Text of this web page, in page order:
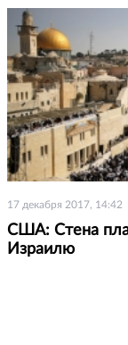
17 декабря 2017, 14:42
США: Стена
Израилю